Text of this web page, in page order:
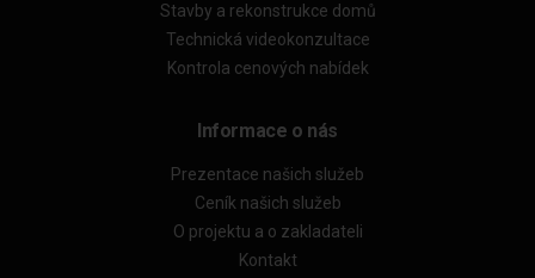
Stavby a rekonstrukce domů
Technická videokonzultace
Kontrola cenových nabídek
Informace o nás
Prezentace našich služeb
Ceník našich služeb
O projektu a o zakladateli
Kontakt